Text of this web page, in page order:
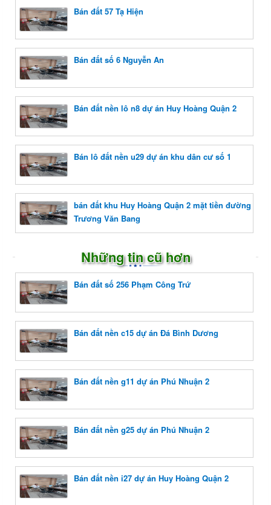
Bán đất 57 Tạ Hiện
Bán đất số 6 Nguyễn An
Bán đất nền lô n8 dự án Huy Hoàng Quận 2
Bán lô đất nền u29 dự án khu dân cư số 1
bán đất khu Huy Hoàng Quận 2 mặt tiền đường
Trương Văn Bang
Những tin cũ hơn
Bán đất số 256 Phạm Công Trứ
Bán đất nền c15 dự án Đá Bình Dương
Bán đất nền g11 dự án Phú Nhuận 2
Bán đất nền g25 dự án Phú Nhuận 2
Bán đất nền i27 dự án Huy Hoàng Quận 2